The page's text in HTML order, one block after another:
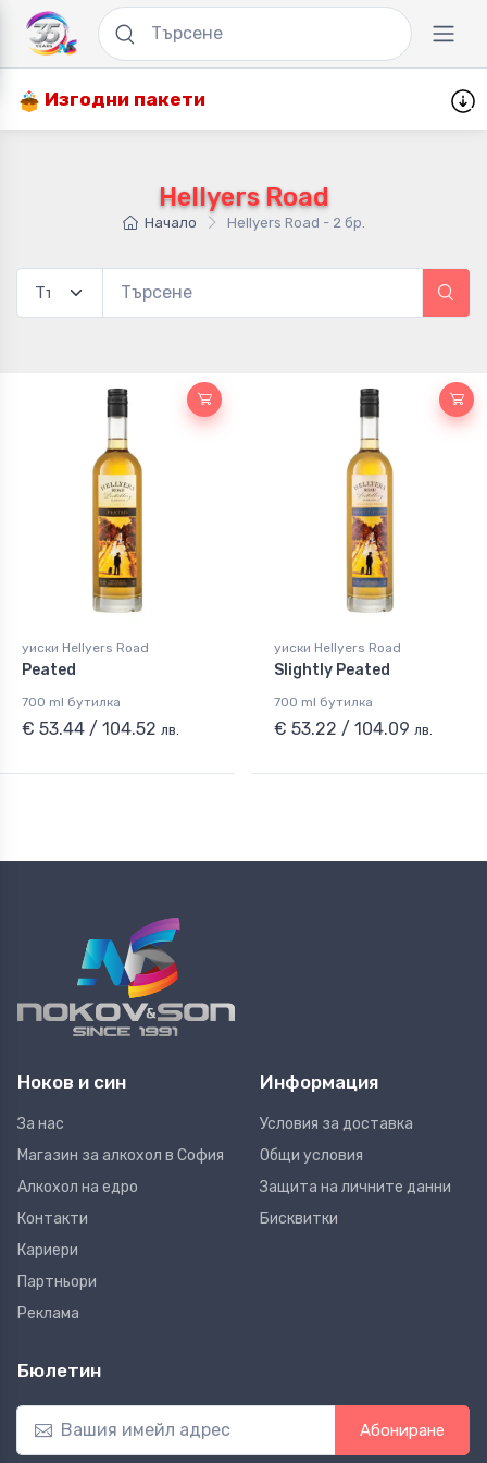
Изгодни пакети
Hellyers Road
Начало Hellyers Road - 2 бр.
уиски Hellyers Road
Peated
700 ml бутилка
€ 53.44 / 104.52 лв.
уиски Hellyers Road
Slightly Peated
700 ml бутилка
€ 53.22 / 104.09 лв.
Ноков и син
За нас
Магазин за алкохол в София
Алкохол на едро
Контакти
Кариери
Партньори
Реклама
Информация
Условия за доставка
Общи условия
Защита на личните данни
Бисквитки
Бюлетин
Абониране